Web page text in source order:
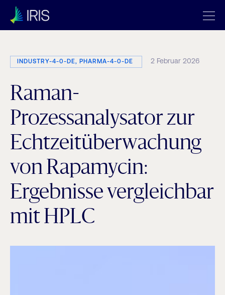
INDUSTRY-4-0-DE, PHARMA-4-0-DE 2 Februar 2026
Raman-
Prozessanalysator zur
Echtzeitüberwachung
von Rapamycin:
Ergebnisse vergleichbar
mit HPLC